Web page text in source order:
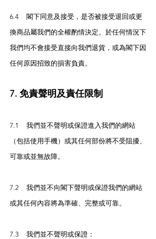
6.4 閣下同意及接受，是否被接受退回或更
換商品屬我們的全權酌情決定。於任何情況下
我們均不會接受直接向我們退貨，或為閣下因
任何原因招致的損害負責。
7. 免責聲明及責任限制
7.1 我們並不聲明或保證進入我們的網站
（包括使用手機）或其任何部份將不受阻擾、
可靠或並無故障。
7.2 我們並不向閣下聲明或保證我們的網站
或其任何內容將為準確、完整或可靠。
7.3 我們並不聲明或保證：